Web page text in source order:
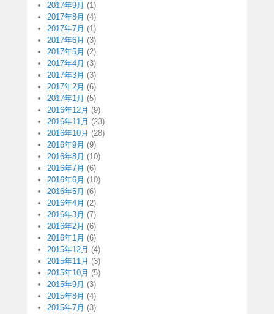
2017年9月 (1)
2017年8月 (4)
2017年7月 (1)
2017年6月 (3)
2017年5月 (2)
2017年4月 (3)
2017年3月 (3)
2017年2月 (6)
2017年1月 (5)
2016年12月 (9)
2016年11月 (23)
2016年10月 (28)
2016年9月 (9)
2016年8月 (10)
2016年7月 (6)
2016年6月 (10)
2016年5月 (6)
2016年4月 (2)
2016年3月 (7)
2016年2月 (6)
2016年1月 (6)
2015年12月 (4)
2015年11月 (3)
2015年10月 (5)
2015年9月 (3)
2015年8月 (4)
2015年7月 (3)